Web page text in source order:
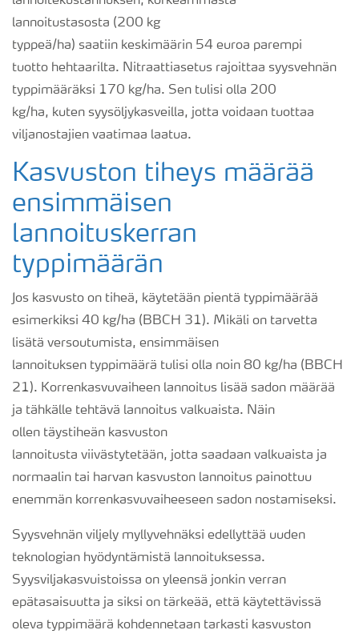
lannoitustasosta (200 kg
typpeä/ha) saatiin keskimäärin 54 euroa parempi
tuotto hehtaarilta. Nitraattiasetus rajoittaa syysvehnän
typpimääräksi 170 kg/ha. Sen tulisi olla 200
kg/ha, kuten syysöljykasveilla, jotta voidaan tuottaa
viljanostajien vaatimaa laatua.
Kasvuston tiheys määrää
ensimmäisen
lannoituskerran
typpimäärän
Jos kasvusto on tiheä, käytetään pientä typpimäärää
esimerkiksi 40 kg/ha (BBCH 31). Mikäli on tarvetta
lisätä versoutumista, ensimmäisen
lannoituksen typpimäärä tulisi olla noin 80 kg/ha (BBCH
21). Korrenkasvuvaiheen lannoitus lisää sadon määrää
ja tähkälle tehtävä lannoitus valkuaista. Näin
ollen täystiheän kasvuston
lannoitusta viivästytetään, jotta saadaan valkuaista ja
normaalin tai harvan kasvuston lannoitus painottuu
enemmän korrenkasvuvaiheeseen sadon nostamiseksi.
Syysvehnän viljely myllyvehnäksi edellyttää uuden
teknologian hyödyntämistä lannoituksessa.
Syysviljakasvuistoissa on yleensä jonkin verran
epätasaisuutta ja siksi on tärkeää, että käytettävissä
oleva typpimäärä kohdennetaan tarkasti kasvuston